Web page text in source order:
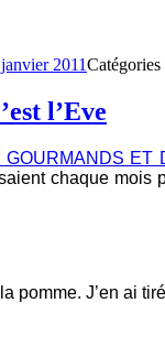
2011Catégories
l’Eve
GOURMANDS ET
chaque
pomme. J’en ai